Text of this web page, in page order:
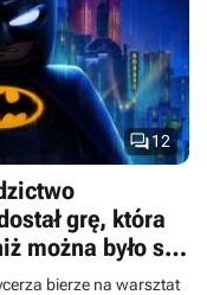
12
grę, która
można było się
bierze na warsztat